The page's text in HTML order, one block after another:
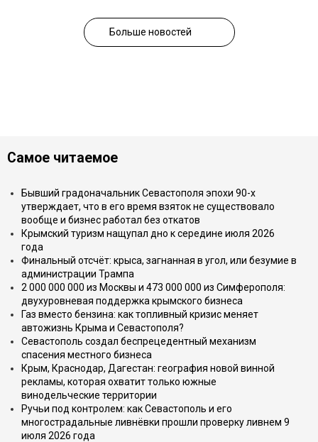
Больше новостей
Самое читаемое
Бывший градоначальник Севастополя эпохи 90-х
утверждает, что в его время взяток не существовало
вообще и бизнес работал без откатов
Крымский туризм нащупал дно к середине июля 2026
года
Финальный отсчёт: крыса, загнанная в угол, или безумие в
администрации Трампа
2 000 000 000 из Москвы и 473 000 000 из Симферополя:
двухуровневая поддержка крымского бизнеса
Газ вместо бензина: как топливный кризис меняет
автожизнь Крыма и Севастополя?
Севастополь создал беспрецедентный механизм
спасения местного бизнеса
Крым, Краснодар, Дагестан: география новой винной
рекламы, которая охватит только южные
винодельческие территории
Ручьи под контролем: как Севастополь и его
многострадальные ливнёвки прошли проверку ливнем 9
июля 2026 года